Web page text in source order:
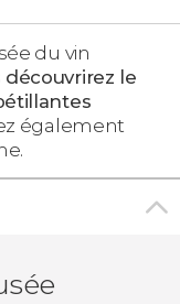
du vin
découvrirez le
également